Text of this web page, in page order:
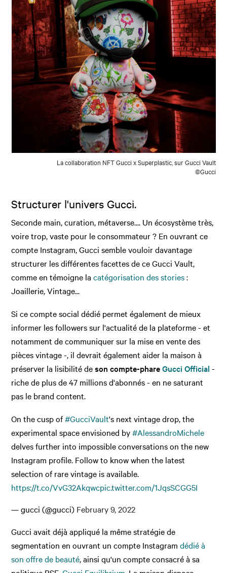
La collaboration NFT Gucci x Superplastic, sur Gucci Vault
©Gucci
Structurer l'univers Gucci.
Seconde main, curation, métaverse.... Un écosystème très,
voire trop, vaste pour le consommateur ? En ouvrant ce
compte Instagram, Gucci semble vouloir davantage
structurer les différentes facettes de ce Gucci Vault,
comme en témoigne lacatégorisation des stories:
Joaillerie, Vintage...
Si ce compte social dédié permet également de mieux
informer les followers sur l'actualité de la plateforme - et
notamment de communiquer sur la mise en vente des
pièces vintage -, il devrait également aider la maison à
préserver la lisibilité deson compte-phareGucci Official-
riche de plus de 47 millions d'abonnés - en ne saturant
pas le brand content.
On the cusp of#GucciVault's next vintage drop, the
experimental space envisioned by#AlessandroMichele
delves further into impossible conversations on the new
Instagram profile. Follow to know when the latest
selection of rare vintage is available.
https://t.co/VvG32Akqwcpic.twitter.com/1JqsSCGG5I
— gucci (@gucci) February 9, 2022
Gucci avait déjà appliqué la même stratégie de
segmentation en ouvrant un compte Instagramdédié à
son offre de beauté, ainsi qu'un compte consacré à sa